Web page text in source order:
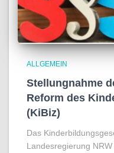
ALLGEMEIN
Stellungnahme
Reform des
(KiBiz)
Das
Landesregierung